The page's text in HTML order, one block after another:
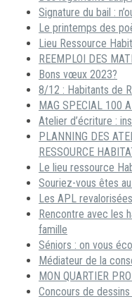
Signature du bail :
Le printemps des
Lieu Ressource
REEMPLOI DES
Bons vœux 2023?
8/12 : Habitants de
MAG SPECIAL 100
Atelier d’écriture :
PLANNING DES
RESSOURCE
Le lieu ressource
Souriez-vous êtes
Les APL
Rencontre avec les
famille
Séniors : on vous
Médiateur de la
MON QUARTIER
Concours de